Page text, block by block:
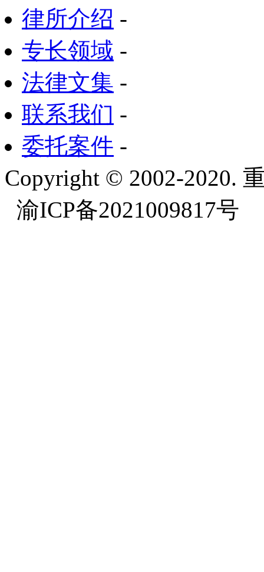
律所介绍 -
专长领域 -
法律文集 -
联系我们 -
委托案件 -
Copyright © 2002-2020.
渝ICP备2021009817号